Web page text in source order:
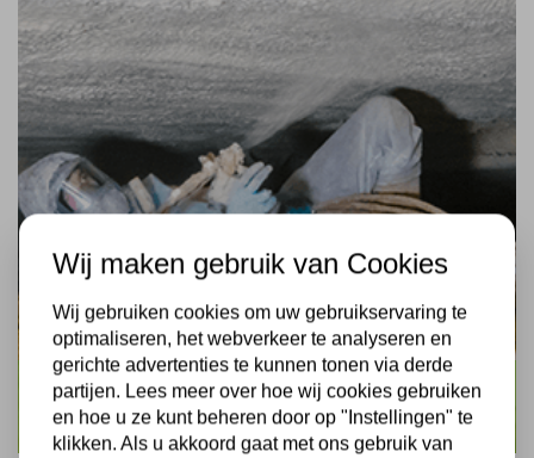
Vloerisolatie verbeteren
Wij maken gebruik van Cookies
Wij gebruiken cookies om uw gebruikservaring te
optimaliseren, het webverkeer te analyseren en
gerichte advertenties te kunnen tonen via derde
partijen. Lees meer over hoe wij cookies gebruiken
en hoe u ze kunt beheren door op "Instellingen" te
klikken. Als u akkoord gaat met ons gebruik van